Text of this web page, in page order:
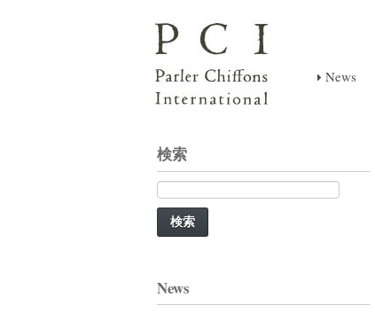
News
検索
検
索:
News